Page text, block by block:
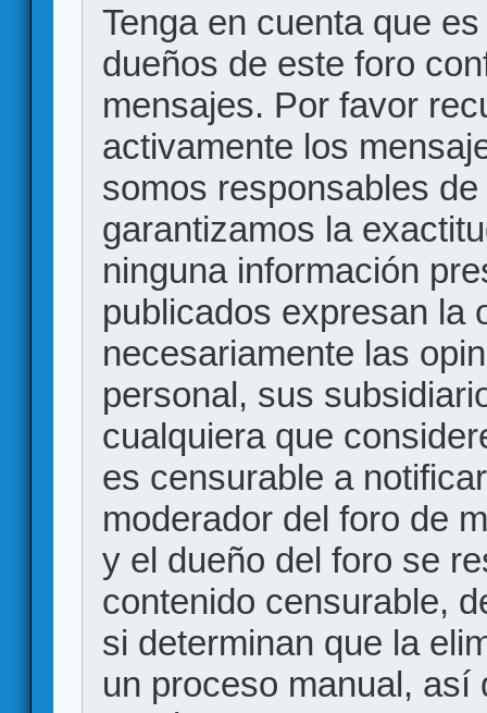
Tenga en cuenta que
dueños de este foro
mensajes. Por favor
activamente los
somos responsables
garantizamos la
ninguna información
publicados expresan la
necesariamente las
personal, sus
cualquiera que
es censurable a
moderador del foro de
y el dueño del foro se
contenido censurable,
si determinan que la
un proceso manual, así